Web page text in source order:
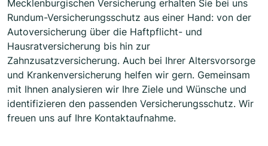
Mecklenburgischen Versicherung erhalten Sie bei uns
Rundum-Versicherungsschutz aus einer Hand: von der
Autoversicherung über die Haftpflicht- und
Hausratversicherung bis hin zur
Zahnzusatzversicherung. Auch bei Ihrer Altersvorsorge
und Krankenversicherung helfen wir gern. Gemeinsam
mit Ihnen analysieren wir Ihre Ziele und Wünsche und
identifizieren den passenden Versicherungsschutz. Wir
freuen uns auf Ihre Kontaktaufnahme.